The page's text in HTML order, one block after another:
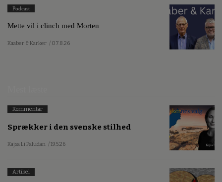
Podcast
Mette vil i clinch med Morten
Kaaber & Karker / 07.8.26
Kommentar
Sprækker i den svenske stilhed
Kajsa Li Paludan / 19.5.26
Artikel